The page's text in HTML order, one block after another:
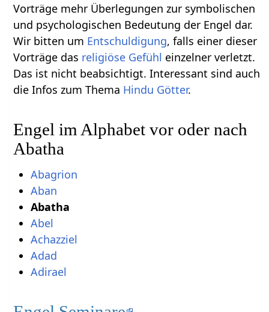
Vorträge mehr Überlegungen zur symbolischen
und psychologischen Bedeutung der Engel dar.
Wir bitten um Entschuldigung, falls einer dieser
Vorträge das religiöse Gefühl einzelner verletzt.
Das ist nicht beabsichtigt. Interessant sind auch
die Infos zum Thema Hindu Götter.
Engel im Alphabet vor oder nach
Abatha
Abagrion
Aban
Abatha
Abel
Achazziel
Adad
Adirael